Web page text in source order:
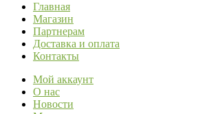
Главная
Магазин
Партнерам
Доставка и оплата
Контакты
Мой аккаунт
О нас
Новости